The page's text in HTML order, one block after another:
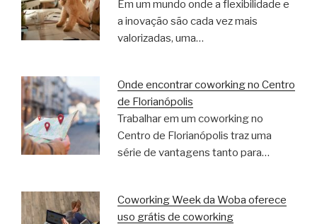
Em um mundo onde a flexibilidade e
a inovação são cada vez mais
valorizadas, uma…
Onde encontrar coworking no Centro
de Florianópolis
Trabalhar em um coworking no
Centro de Florianópolis traz uma
série de vantagens tanto para…
Coworking Week da Woba oferece
uso grátis de coworking